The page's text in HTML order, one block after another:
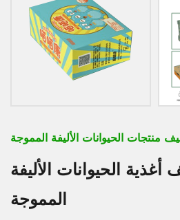
منتجات الحيوانات الأليفة المموجة
الحيوانات الأليفة
المموجة